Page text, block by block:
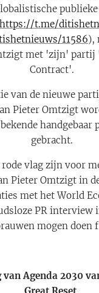
https://t.me/
11586),
met 'zijn' partij
Contract'.
van de nieuwe
Pieter Omtzigt
handgebaar
gebracht.
vlag zijn voor
Pieter Omtzigt in
met het World
PR interview
mogen doen
Agenda 2030
Great Reset